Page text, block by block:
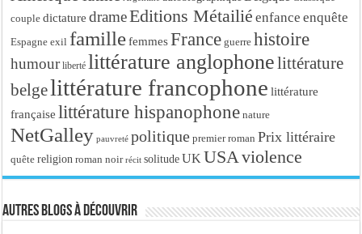
couple dictature drameEditions Métailié enfance enquête
Espagne exil famille femmes France guerre histoire
humour liberté littérature anglophonelittérature
belgelittérature francophone littérature
française littérature hispanophone nature
NetGalley pauvreté politique premier roman Prix littéraire
quête religion roman noir récit solitude UKUSAviolence
Autres blogs à découvrir